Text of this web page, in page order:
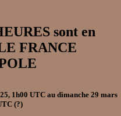
sont en
FRANCE
1h00 UTC au dimanche 29 mars
(?)